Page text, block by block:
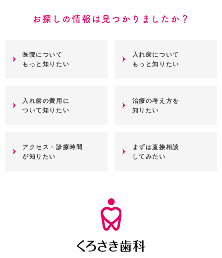
お探しの情報は見つかりましたか？
医院について
もっと知りたい
入れ歯について
もっと知りたい
入れ歯の費用に
ついて知りたい
治療の考え方を
知りたい
アクセス・診療時間
が知りたい
まずは直接相談
してみたい